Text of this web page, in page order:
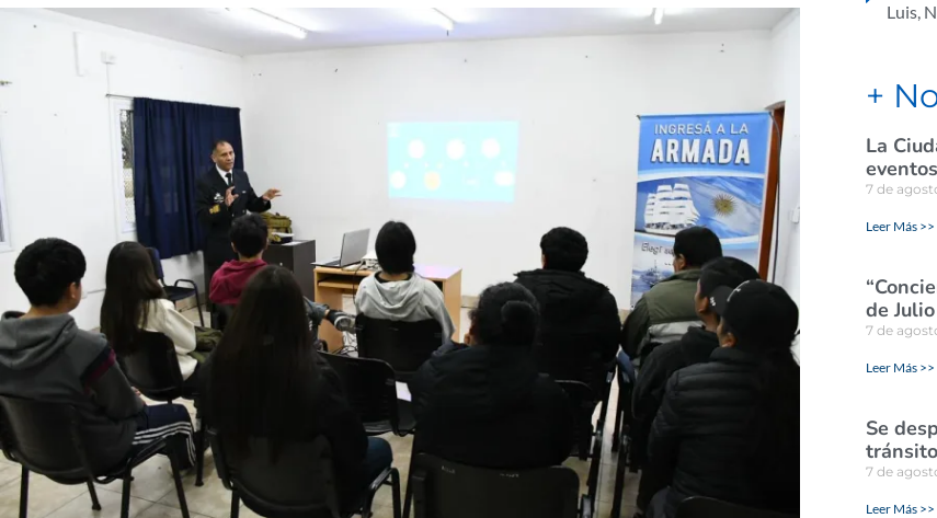
Luis,
+
La
7 de
Leer Más >>
de
7 de
Leer Más >>
Se
7 de
Leer Más >>